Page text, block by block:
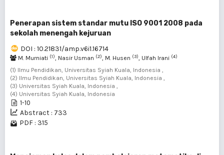
Penerapan sistem standar mutu ISO 9001 2008 pada
sekolah menengah kejuruan
DOI : 10.21831/amp.v6i1.16714
M. Murniati (1), Nasir Usman (2), M. Husen (3), Ulfah Irani (4)
(1) Ilmu Pendidikan, Universitas Syiah Kuala, Indonesia ,
(2) Ilmu Pendidikan, Universitas Syiah Kuala, Indonesia ,
(3) Universitas Syiah Kuala, Indonesia ,
(4) Universitas Syiah Kuala, Indonesia
1-10
Abstract : 733
PDF : 315